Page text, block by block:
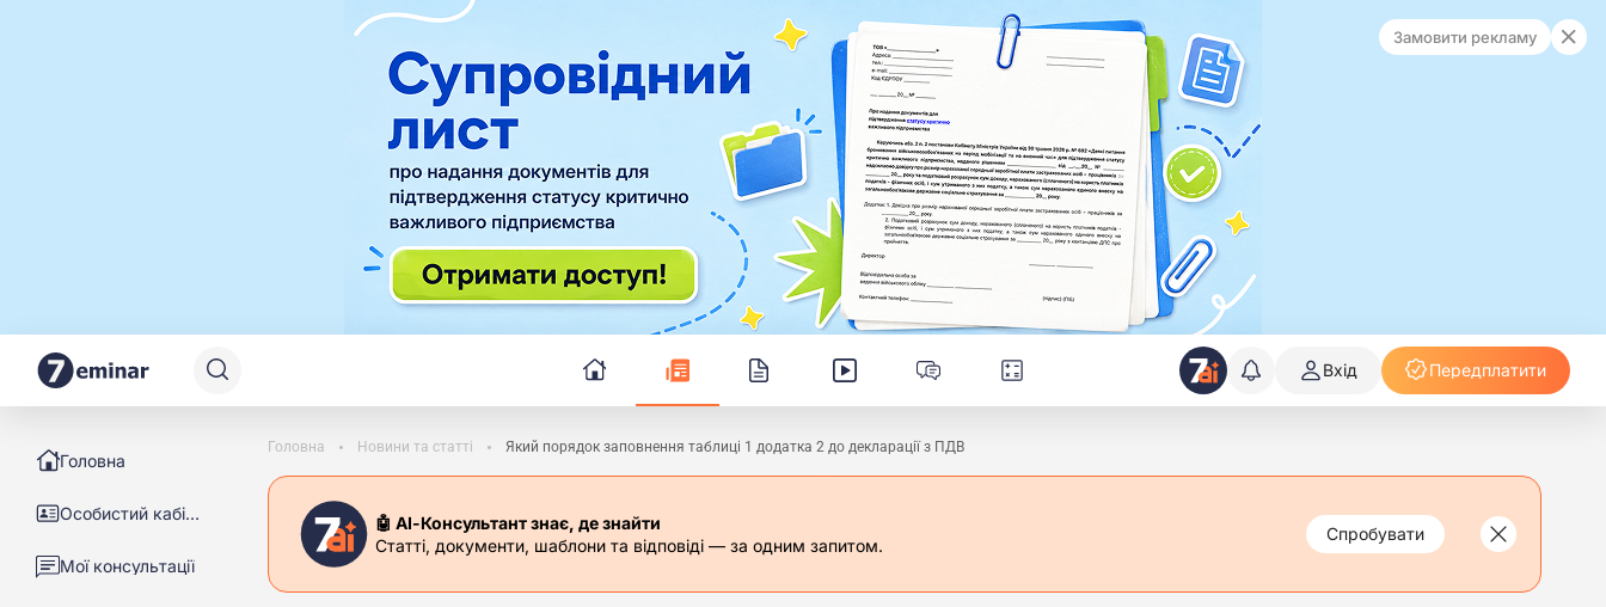
Замовити рекламу
Вхід Передплатити
Головна
Особистий кабінет
Мої консультації
Головна Новини та статті Який порядок заповнення таблиці 1 додатка 2 до декларації з ПДВ
🤖 АІ-Консультант знає, де знайти
Статті, документи, шаблони та відповіді — за одним запитом.
Спробувати